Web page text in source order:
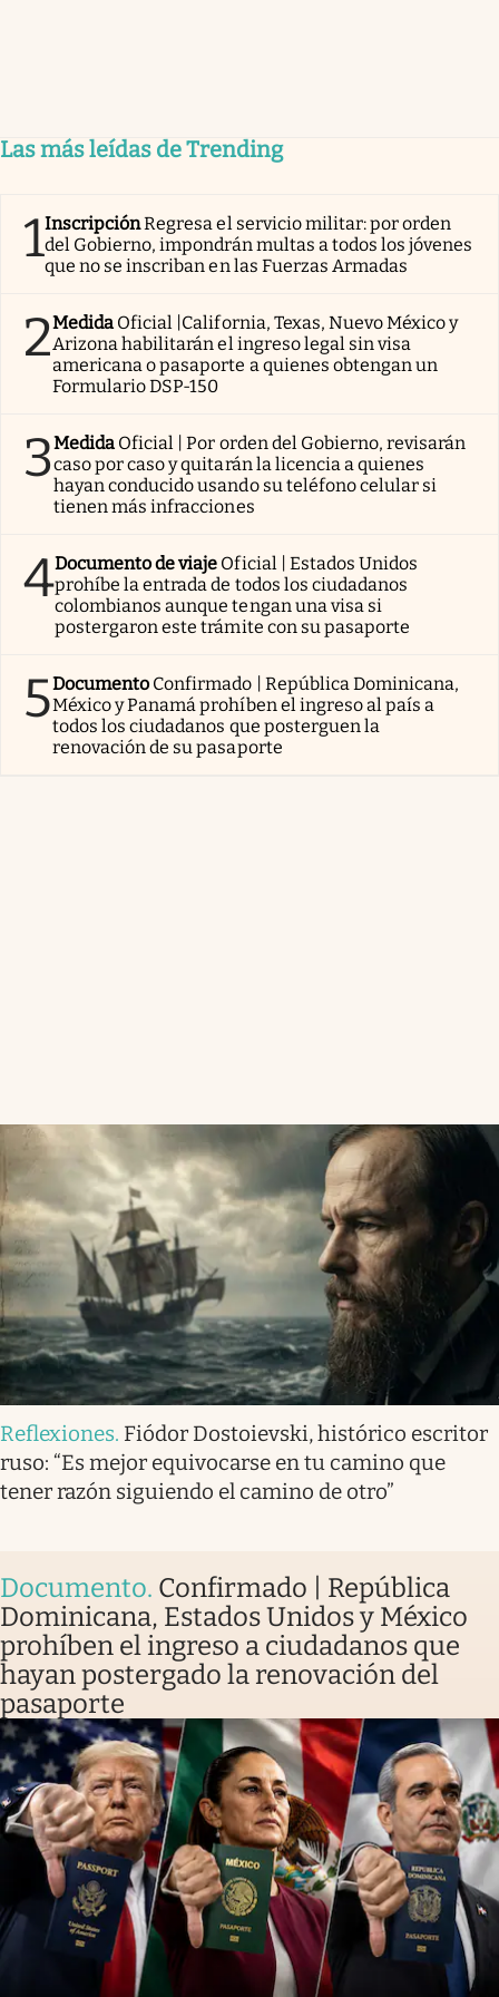
Las más leídas de Trending
1InscripciónRegresa el servicio militar: por orden
del Gobierno, impondrán multas a todos los jóvenes
que no se inscriban en las Fuerzas Armadas
2Medida Oficial |California, Texas, Nuevo México y
Arizona habilitarán el ingreso legal sin visa
americana o pasaporte a quienes obtengan un
Formulario DSP-150
3Medida Oficial | Por orden del Gobierno, revisarán
caso por caso y quitarán la licencia a quienes
hayan conducido usando su teléfono celular si
tienen más infracciones
4Documento de viaje Oficial | Estados Unidos
prohíbe la entrada de todos los ciudadanos
colombianos aunque tengan una visa si
postergaron este trámite con su pasaporte
5Documento Confirmado | República Dominicana,
México y Panamá prohíben el ingreso al país a
todos los ciudadanos que posterguen la
renovación de su pasaporte
Reflexiones. Fiódor Dostoievski, histórico escritor
ruso: “Es mejor equivocarse en tu camino que
tener razón siguiendo el camino de otro”
Documento. Confirmado | República
Dominicana, Estados Unidos y México
prohíben el ingreso a ciudadanos que
hayan postergado la renovación del
pasaporte